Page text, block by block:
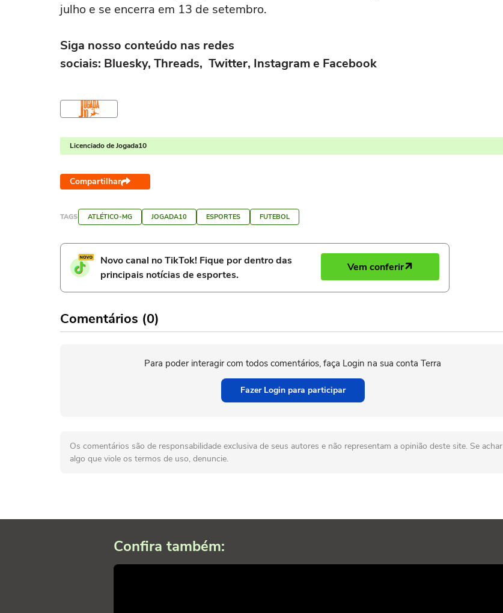
julho e se encerra em 13 de setembro.
Siga nosso conteúdo nas redes
sociais: Bluesky, Threads, Twitter, Instagrame Facebook
Licenciado de Jogada10
Compartilhar
TAGS ATLÉTICO-MG JOGADA10 ESPORTES FUTEBOL
Novo canal no TikTok! Fique por dentro das
principais notícias de esportes.
Vem conferir
Comentários (0)
Para poder interagir com todos comentários, faça Login na sua conta Terra
Fazer Login para participar
Os comentários são de responsabilidade exclusiva de seus autores e não representam a opinião deste site. Se achar
algo que viole os termos de uso, denuncie.
Confira também: